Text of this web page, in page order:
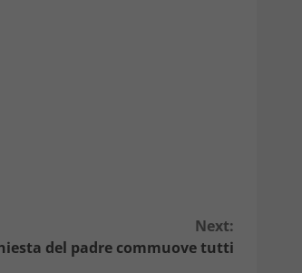
Next:
del padre commuove tutti